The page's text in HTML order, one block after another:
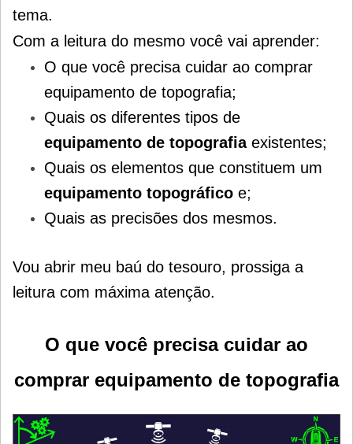
tema.
Com a leitura do mesmo você vai aprender:
O que você precisa cuidar ao comprar
equipamento de topografia;
Quais os diferentes tipos de
equipamento de topografiaexistentes;
Quais os elementos que constituem um
equipamento topográfico e;
Quais as precisões dos mesmos.
Vou abrir meu baú do tesouro, prossiga a
leitura com máxima atenção.
O que você precisa cuidar ao
comprar equipamento de topografia